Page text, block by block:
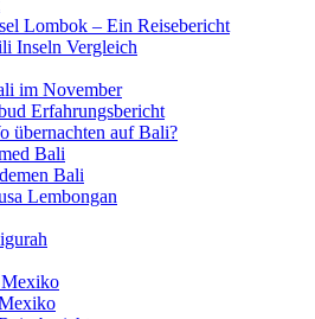
Lombok – Ein Reisebericht
Inseln Vergleich
im November
Erfahrungsbericht
übernachten auf Bali?
Bali
Bali
Lembongan